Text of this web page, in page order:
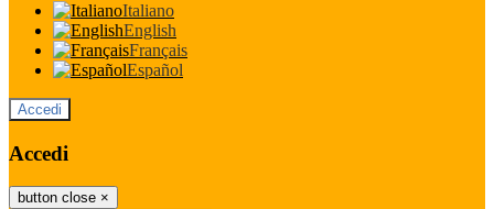
Italiano
English
Français
Español
Accedi
Accedi
button close ×